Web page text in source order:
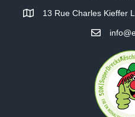
13 Rue Charles Kieffer